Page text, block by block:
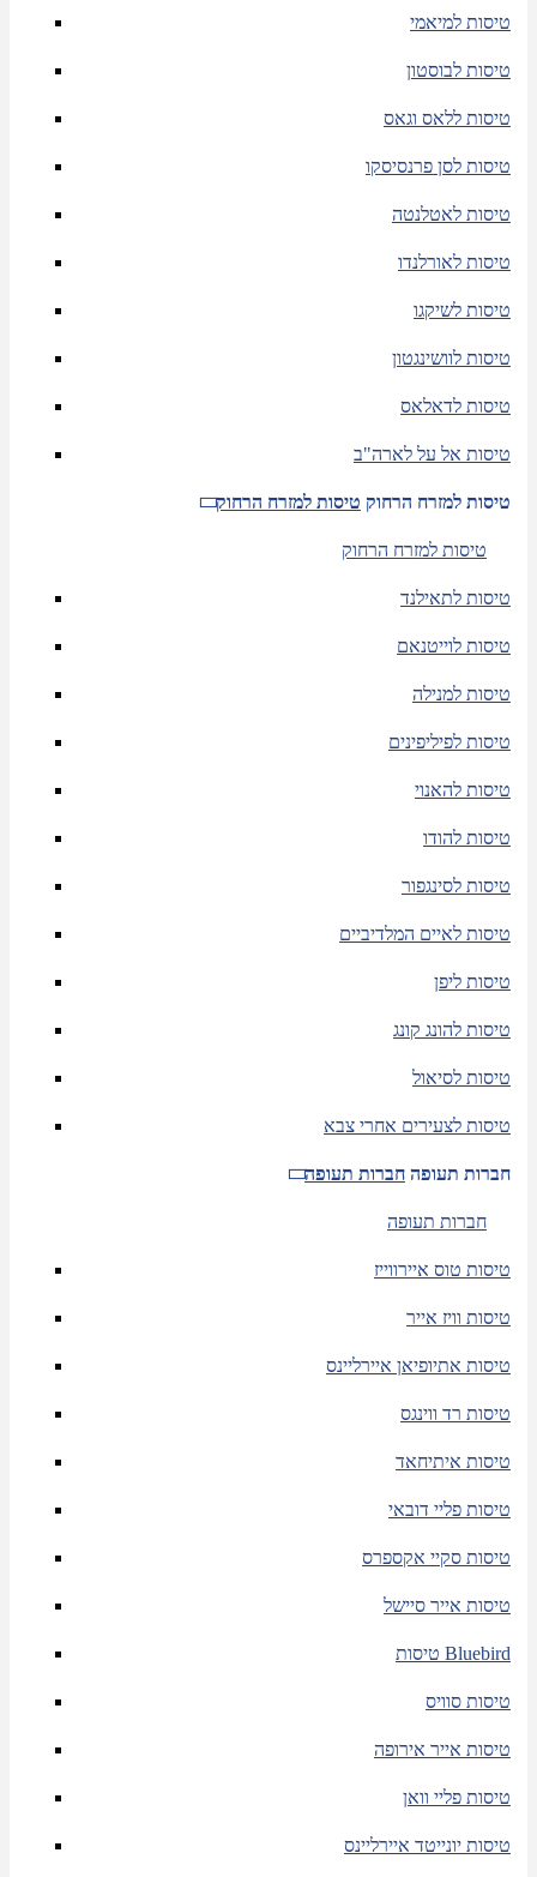
טיסות למיאמי
טיסות לבוסטון
טיסות ללאס וגאס
טיסות לסן פרנסיסקו
טיסות לאטלנטה
טיסות לאורלנדו
טיסות לשיקגו
טיסות לוושינגטון
טיסות לדאלאס
טיסות אל על לארה"ב
טיסות למזרח הרחוק טיסות למזרח הרחוק
טיסות למזרח הרחוק
טיסות לתאילנד
טיסות לוייטנאם
טיסות למנילה
טיסות לפיליפינים
טיסות להאנוי
טיסות להודו
טיסות לסינגפור
טיסות לאיים המלדיביים
טיסות ליפן
טיסות להונג קונג
טיסות לסיאול
טיסות לצעירים אחרי צבא
חברות תעופה חברות תעופה
חברות תעופה
טיסות טוס איירווייז
טיסות וויז אייר
טיסות אתיופיאן איירליינס
טיסות רד ווינגס
טיסות איתיחאד
טיסות פליי דובאי
טיסות סקיי אקספרס
טיסות אייר סיישל
טיסות Bluebird
טיסות סוויס
טיסות אייר אירופה
טיסות פליי וואן
טיסות יונייטד איירליינס